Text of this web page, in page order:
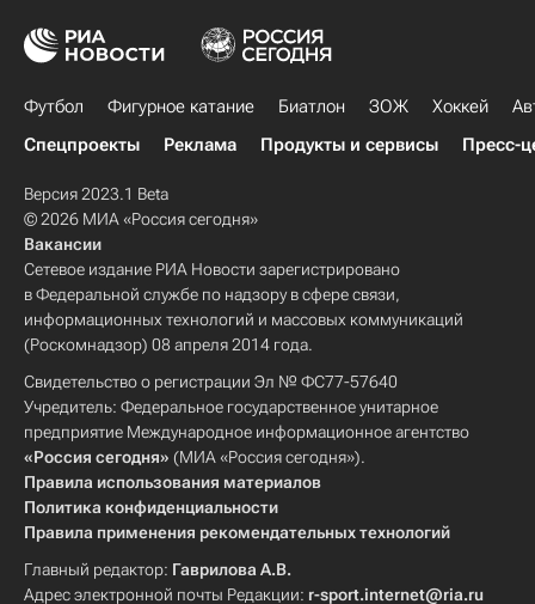
Футбол Фигурное катание Биатлон ЗОЖ Хоккей
Спецпроекты
Реклама Продукты и сервисы Пресс-
Версия 2023.1 Beta
© 2026 МИА «Россия сегодня»
Вакансии
Сетевое издание РИА Новости зарегистрировано
в Федеральной службе по надзору в сфере связи,
информационных технологий и массовых коммуникаций
(Роскомнадзор) 08 апреля 2014 года.
Свидетельство о регистрации Эл № ФС77-57640
Учредитель: Федеральное государственное унитарное
предприятие Международное информационное агентство
«Россия сегодня» (МИА «Россия сегодня»).
Правила использования материалов
Политика конфиденциальности
Правила применения рекомендательных технологий
Главный редактор: Гаврилова А.В.
Адрес электронной почты Редакции: r-sport.internet@ria.ru